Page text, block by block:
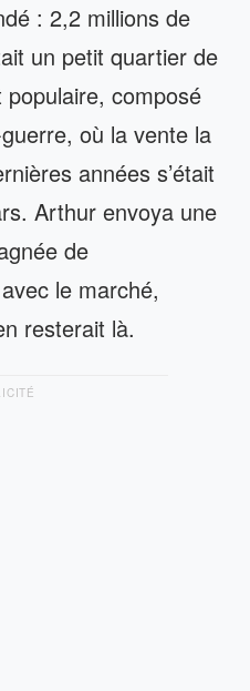
: 2,2 millions de
un petit quartier de
composé
où la vente la
années s’était
Arthur envoya une
de
le marché,
resterait là.